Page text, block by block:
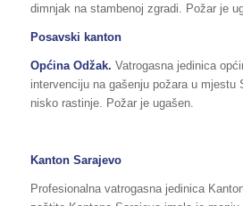
dimnjak na stambenoj zgradi. Požar je
Posavski kanton
Općina Odžak. Vatrogasna jedinica
intervenciju na gašenju požara u mjestu
nisko rastinje. Požar je ugašen.
Kanton Sarajevo
Profesionalna vatrogasna jedinica